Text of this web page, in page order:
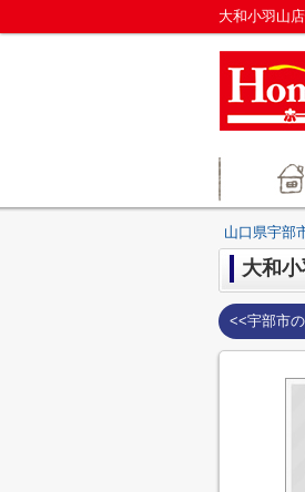
大和小羽山
山口県宇部
大和
<<宇部市